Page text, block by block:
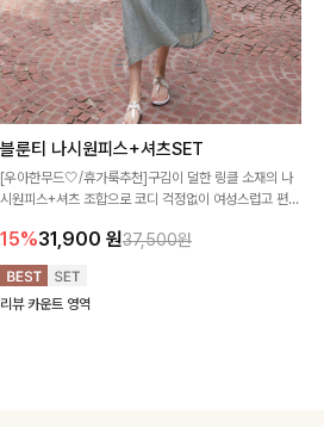
블룬티 나시원피스+셔츠SET
[우아한무드🤍/휴가룩추천]구김이 덜한 링클 소재의 나
시원피스+셔츠 조합으로 코디 걱정없이 여성스럽고 편안
15%31,900 원37,500원
리뷰 카운트 영역